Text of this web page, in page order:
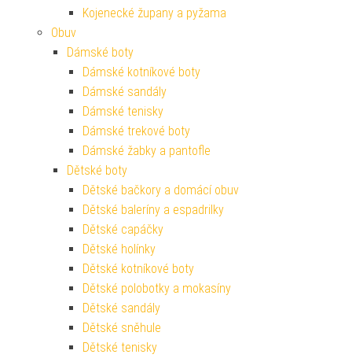
Kojenecké župany a pyžama
Obuv
Dámské boty
Dámské kotníkové boty
Dámské sandály
Dámské tenisky
Dámské trekové boty
Dámské žabky a pantofle
Dětské boty
Dětské bačkory a domácí obuv
Dětské baleríny a espadrilky
Dětské capáčky
Dětské holínky
Dětské kotníkové boty
Dětské polobotky a mokasíny
Dětské sandály
Dětské sněhule
Dětské tenisky